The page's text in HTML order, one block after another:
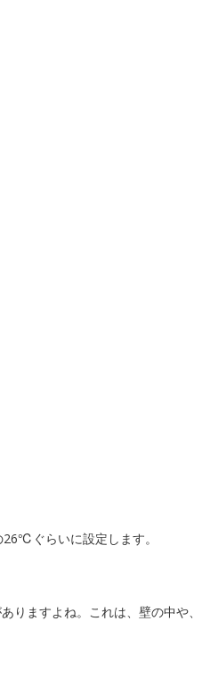
ぐらいに設定します。
りますよね。これは、壁の中や、